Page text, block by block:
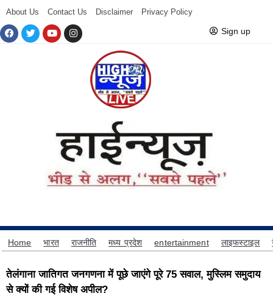
About Us Contact Us Disclaimer Privacy Policy
Sign up
Home भारत राजनीति मध्य प्रदेश entertainment लाइफस्टाइल
तेलंगाना जातिगत जनगणना में पूछे जाएंगे पूरे 75 सवाल, मुस्लिम समुदाय
से क्यों की गई विशेष अपील?